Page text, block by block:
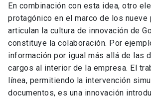
En combinación con esta idea, otro
protagónico en el marco de los nueve
articulan la cultura de innovación de
constituye la colaboración. Por
información por igual más allá de las
cargos al interior de la empresa. El
línea, permitiendo la intervención
documentos, es una innovación